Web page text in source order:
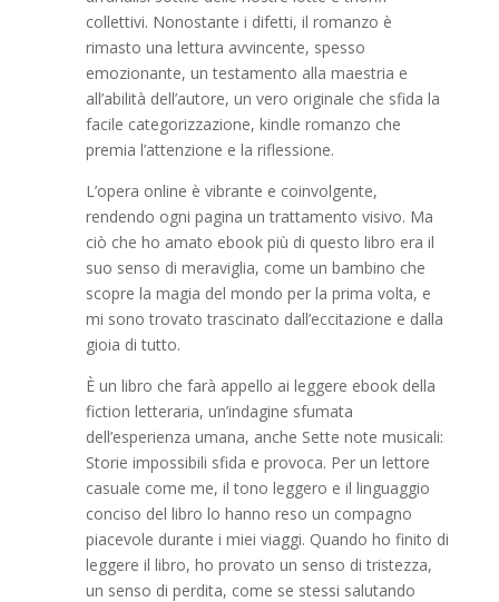
collettivi. Nonostante i difetti, il romanzo è
rimasto una lettura avvincente, spesso
emozionante, un testamento alla maestria e
all’abilità dell’autore, un vero originale che sfida la
facile categorizzazione, kindle romanzo che
premia l’attenzione e la riflessione.
L’opera online è vibrante e coinvolgente,
rendendo ogni pagina un trattamento visivo. Ma
ciò che ho amato ebook più di questo libro era il
suo senso di meraviglia, come un bambino che
scopre la magia del mondo per la prima volta, e
mi sono trovato trascinato dall’eccitazione e dalla
gioia di tutto.
È un libro che farà appello ai leggere ebook della
fiction letteraria, un’indagine sfumata
dell’esperienza umana, anche Sette note musicali:
Storie impossibili sfida e provoca. Per un lettore
casuale come me, il tono leggero e il linguaggio
conciso del libro lo hanno reso un compagno
piacevole durante i miei viaggi. Quando ho finito di
leggere il libro, ho provato un senso di tristezza,
un senso di perdita, come se stessi salutando